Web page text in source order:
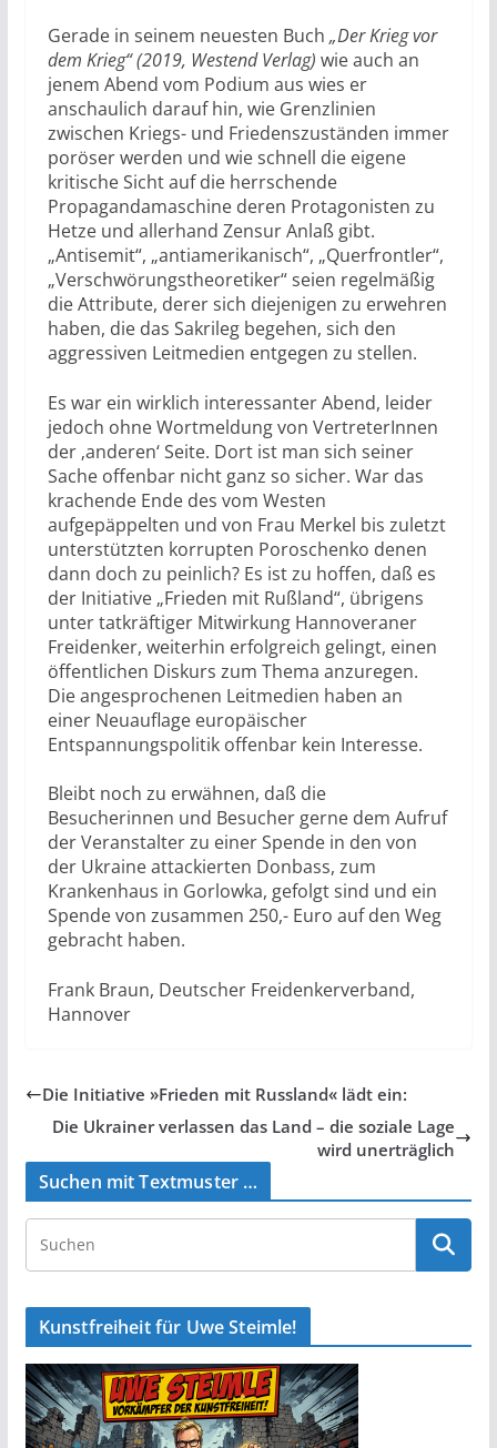
Gerade in seinem neuesten Buch „Der Krieg vor
dem Krieg“ (2019, Westend Verlag) wie auch an
jenem Abend vom Podium aus wies er
anschaulich darauf hin, wie Grenzlinien
zwischen Kriegs- und Friedenszuständen immer
poröser werden und wie schnell die eigene
kritische Sicht auf die herrschende
Propagandamaschine deren Protagonisten zu
Hetze und allerhand Zensur Anlaß gibt.
„Antisemit“, „antiamerikanisch“, „Querfrontler“,
„Verschwörungstheoretiker“ seien regelmäßig
die Attribute, derer sich diejenigen zu erwehren
haben, die das Sakrileg begehen, sich den
aggressiven Leitmedien entgegen zu stellen.
Es war ein wirklich interessanter Abend, leider
jedoch ohne Wortmeldung von VertreterInnen
der ‚anderen‘ Seite. Dort ist man sich seiner
Sache offenbar nicht ganz so sicher. War das
krachende Ende des vom Westen
aufgepäppelten und von Frau Merkel bis zuletzt
unterstützten korrupten Poroschenko denen
dann doch zu peinlich? Es ist zu hoffen, daß es
der Initiative „Frieden mit Rußland“, übrigens
unter tatkräftiger Mitwirkung Hannoveraner
Freidenker, weiterhin erfolgreich gelingt, einen
öffentlichen Diskurs zum Thema anzuregen.
Die angesprochenen Leitmedien haben an
einer Neuauflage europäischer
Entspannungspolitik offenbar kein Interesse.
Bleibt noch zu erwähnen, daß die
Besucherinnen und Besucher gerne dem Aufruf
der Veranstalter zu einer Spende in den von
der Ukraine attackierten Donbass, zum
Krankenhaus in Gorlowka, gefolgt sind und ein
Spende von zusammen 250,- Euro auf den Weg
gebracht haben.
Frank Braun, Deutscher Freidenkerverband,
Hannover
Die Initiative »Frieden mit Russland« lädt ein:
Die Ukrainer verlassen das Land – die soziale Lage
wird unerträglich
Suchen mit Textmuster …
Kunstfreiheit für Uwe Steimle!